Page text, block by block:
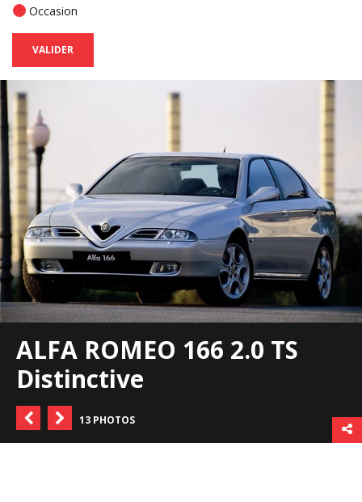
Occasion
VALIDER
ALFA ROMEO 166 2.0 TS
Distinctive
13 PHOTOS